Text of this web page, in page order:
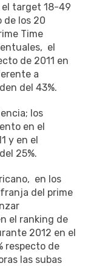
el target 18-49
de los 20
Time
el
de 2011 en
a
del 43%.
los
en el
y en el
25%.
en los
del prime
el ranking de
2012 en el
respecto de
las subas